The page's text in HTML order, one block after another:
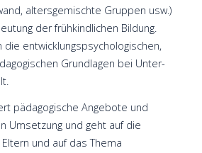
altersgemischte Gruppen usw.)
der frühkindlichen Bildung.
entwicklungspsychologischen,
Grundlagen bei Unter-
pädagogische Angebote und
Umsetzung und geht auf die
und auf das Thema